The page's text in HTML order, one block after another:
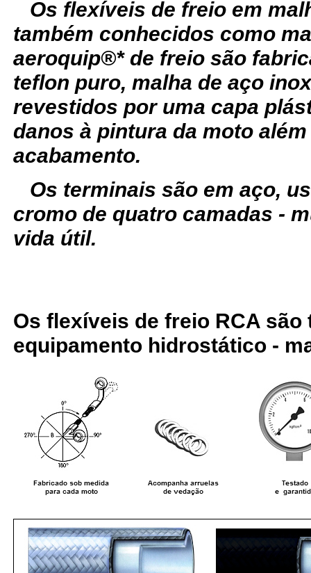
Os flexíveis de freio em
também conhecidos como
aeroquip®* de freio são
teflon puro, malha de aço
revestidos por uma capa
danos à pintura da moto
acabamento.
Os terminais são em aço,
cromo de quatro camadas -
vida útil.
Os flexíveis de freio RCA são
equipamento hidrostático -